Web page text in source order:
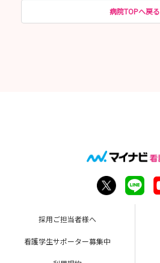
病院TOPへ戻る
採用ご担当者様へ
看護学生サポーター募集中